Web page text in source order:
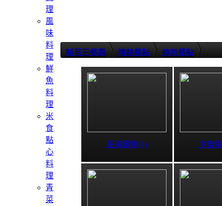
理
風
味
料
理
鮮
魚
料
理
米
食
點
心
料
理
青
菜
新百王餐廳 精美餐點 美味餐點
招牌鍋物(1) 冷食